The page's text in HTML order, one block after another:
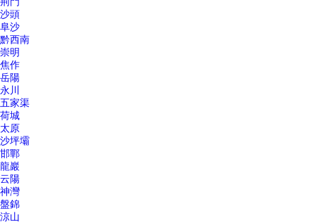
沙頭
阜沙
黔西南
崇明
焦作
岳陽
永川
五家渠
荷城
太原
沙坪壩
邯鄲
龍巖
云陽
神灣
盤錦
涼山